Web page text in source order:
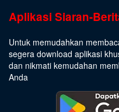
Aplikasi Siaran-
Untuk memudahkan
segera download aplikasi
dan nikmati kemudahan
Anda